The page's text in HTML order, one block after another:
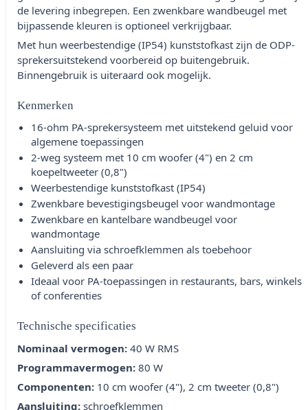
de levering inbegrepen. Een zwenkbare wandbeugel met
bijpassende kleuren is optioneel verkrijgbaar.
Met hun weerbestendige (IP54) kunststofkast zijn de ODP-
sprekersuitstekend voorbereid op buitengebruik.
Binnengebruik is uiteraard ook mogelijk.
Kenmerken
16-ohm PA-sprekersysteem met uitstekend geluid voor
algemene toepassingen
2-weg systeem met 10 cm woofer (4") en 2 cm
koepeltweeter (0,8")
Weerbestendige kunststofkast (IP54)
Zwenkbare bevestigingsbeugel voor wandmontage
Zwenkbare en kantelbare wandbeugel voor
wandmontage
Aansluiting via schroefklemmen als toebehoor
Geleverd als een paar
Ideaal voor PA-toepassingen in restaurants, bars, winkels
of conferenties
Technische specificaties
Nominaal vermogen: 40 W RMS
Programmavermogen: 80 W
Componenten: 10 cm woofer (4"), 2 cm tweeter (0,8")
Aansluiting: schroefklemmen